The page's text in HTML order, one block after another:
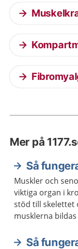
Mer på
Så
Muskler och
viktiga organ i
stöd till skelettet
musklerna
Så